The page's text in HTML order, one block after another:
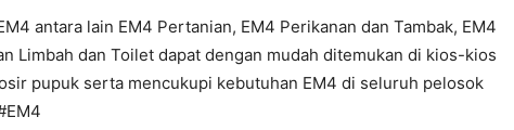
antara lain EM4 Pertanian, EM4 Perikanan dan Tambak, EM4
Limbah dan Toilet dapat dengan mudah ditemukan di kios-kios
pupuk serta mencukupi kebutuhan EM4 di seluruh pelosok